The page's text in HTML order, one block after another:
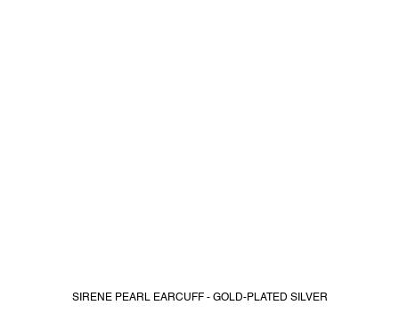
SIRENE PEARL EARCUFF - GOLD-PLATED SILVER